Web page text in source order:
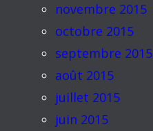
novembre 2015
octobre 2015
septembre 2015
août 2015
juillet 2015
juin 2015